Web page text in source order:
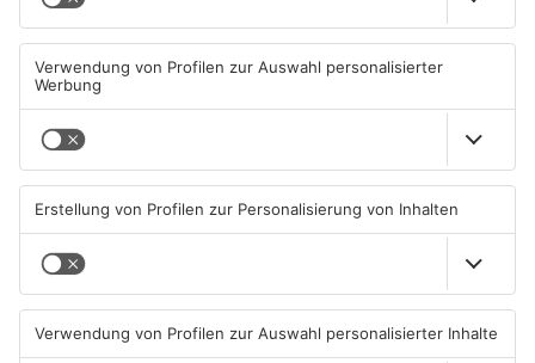
Feuerwerk löst wohl Brand in
Aschaffenburg-Schweinheim
aus
ASCHAFFENBURG
Aschaffenburg: Prozess um
schweren E-Scooter-Raub
ASCHAFFENBURG